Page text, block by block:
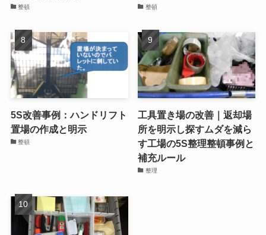
整頓 整頓
5S改善事例：ハンドリフト
置場の作成と明示
整頓
工具置き場の改善｜返却場
所を明示し探すムダを減ら
す工場の5S整理整頓事例と
補充ルール
整理